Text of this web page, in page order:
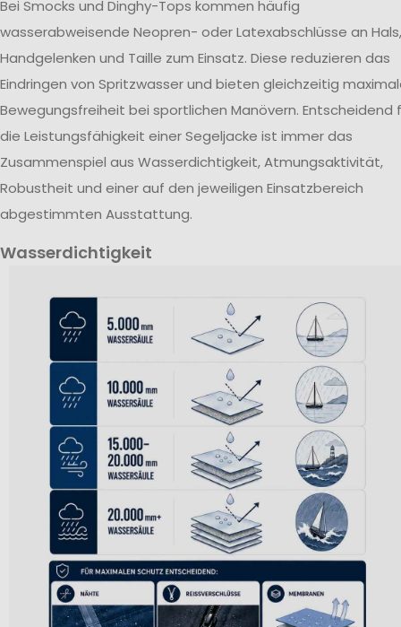
Bei Smocks und Dinghy-Tops kommen häufig
wasserabweisende Neopren- oder Latexabschlüsse an Hals,
Handgelenken und Taille zum Einsatz. Diese reduzieren das
Eindringen von Spritzwasser und bieten gleichzeitig
Bewegungsfreiheit bei sportlichen Manövern. Entscheidend
die Leistungsfähigkeit einer Segeljacke ist immer das
Zusammenspiel aus Wasserdichtigkeit, Atmungsaktivität,
Robustheit und einer auf den jeweiligen Einsatzbereich
abgestimmten Ausstattung.
Wasserdichtigkeit